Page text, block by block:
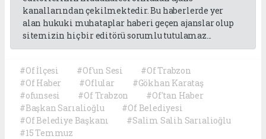
kanallarından çekilmektedir. Bu haberlerde yer
alan hukuki muhataplar haberi geçen ajanslar olup
sitemizin hiç bir editörü sorumlu tutulamaz...
#Of İlçesi #Of'un Sesi
#Of Trabzon
#Of Haber
#Oflular
#Gökhan Karataş
#ofunsesi
#Of Trabzon
#Of'tan Haber
#Başkan Sarıalioğlu
#Of Belediyesi
#Of Belediye Başkanı
#Salim Salih Sarıalioğlu
#15 Temmuz